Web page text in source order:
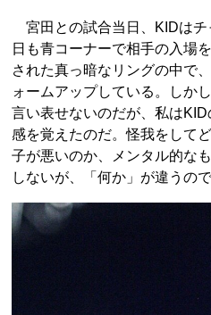
宮田との試合当日、KIDはチ
日も青コーナーで相手の入場
された真っ暗なリングの中で
ォームアップしている。しか
言い表せないのだが、私は
感を覚えたのだ。怪我をして
子が悪いのか、メンタル的な
しないが、「何か」が違うので